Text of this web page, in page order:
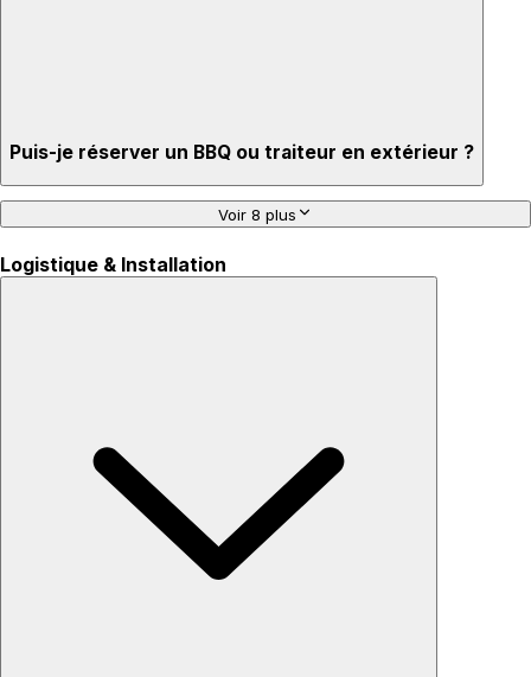
Puis-je réserver un BBQ ou traiteur en extérieur ?
Voir 8 plus
Logistique & Installation